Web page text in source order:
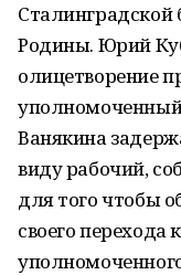
Сталинградской
Родины. Юрий
олицетворение
уполномоченный
Ванякина
виду рабочий,
для того чтобы
своего перехода